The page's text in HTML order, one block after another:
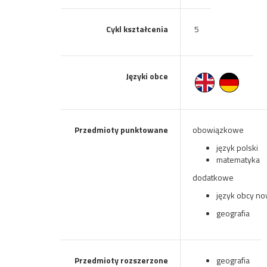
Cykl kształcenia 5
Języki obce
Przedmioty punktowane
obowiązkowe
język polski
matematyka
dodatkowe
język obcy
geografia
Przedmioty rozszerzone geografia